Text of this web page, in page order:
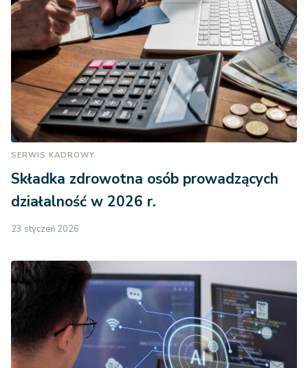
SERWIS KADROWY
Składka zdrowotna osób prowadzących
działalność w 2026 r.
23 styczeń 2026